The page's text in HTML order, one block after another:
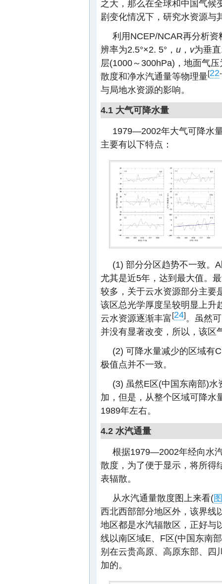
之大，那么在全球和中国气候
剧变化情况下，研究水资源与
利用NCEP/NCAR再分析
辨率为2.5°×2. 5°， u ， v为垂
层(1000～300hPa)，地面气压
散度和净水汽通量等物理量[22-
与局地水资源的影响。
4.1 大气可降水量
1979—2002年大气可降水
主要有以下特点：
(1) 部分分区趋势不一致。
尤其是近5年，达到最大值。
较多，关于云水资源部分主要
该区总光学厚度呈较明显上升
云水资源逐渐丰富[24]。虽然
并没有显著改变，所以，该区
(2) 可降水量减少的区域有
极值点并不一致。
(3) 虽然E区(中国东南部)水
加，但是，从整个区域可降水
1989年左右。
4.2 水汽通量
根据1979—2002年经向水
散度，为了便于显示，将所得
表辐散。
从水汽通量散度图上来看(
西北西部部分地区外，该界线
地区都是水汽辐散区，正好与
线以南区域E、F区(中国东南
别在云贵高原、高原东部、四
加的。